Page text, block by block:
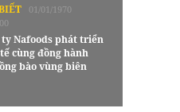
01/01/1970
ty Nafoods phát triển
cùng đồng hành
bào vùng biên